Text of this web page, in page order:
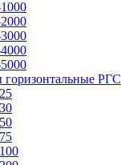
горизонтальные РГС